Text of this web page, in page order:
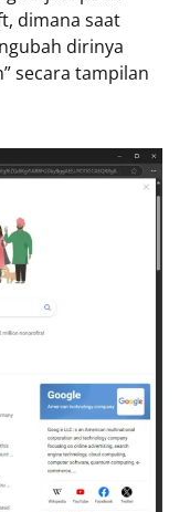
dimana saat
dirinya
secara tampilan